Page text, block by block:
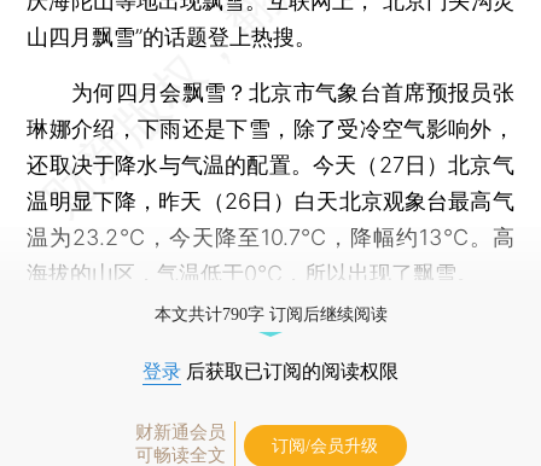
山四月飘雪”的话题登上热搜。
为何四月会飘雪？北京市气象台首席预报员张
琳娜介绍，下雨还是下雪，除了受冷空气影响外，
还取决于降水与气温的配置。今天（27日）北京气
温明显下降，昨天（26日）白天北京观象台最高气
温为23.2℃，今天降至10.7℃，降幅约13℃。高
海拔的山区，气温低于0℃，所以出现了飘雪。
本文共计790字 订阅后继续阅读
登录 后获取已订阅的阅读权限
财新通会员
可畅读全文
订阅/会员升级